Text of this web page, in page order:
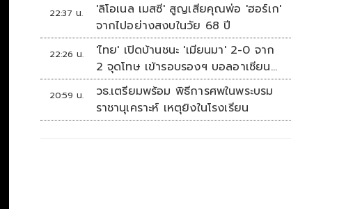
22:37 น.
'ลิโอเนล เมสซี' สูญเสียคุณพ่อ 'ฮอร์เก'
จากไปอย่างสงบในวัย 68 ปี
22:26 น.
'ไทย' เปิดบ้านชนะ 'เมียนมา' 2-0 จาก
2 จุดโทษ เข้ารอบรองฯ บอลอาเซียน
ดวล 'สิงคโปร์'
20:59 น.
วธ.เตรียมพร้อม พิธีการศพในพระบรม
ราชานุเคราะห์ เหตุยิงในโรงเรียน